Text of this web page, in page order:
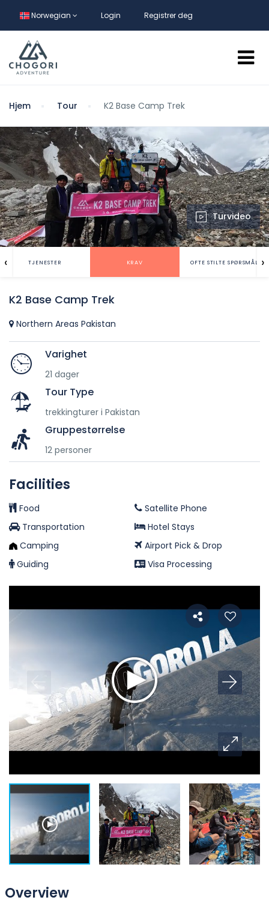
Norwegian Login Registrer deg
Hjem Tour K2 Base Camp Trek
Turvideo
TJENESTER KRAV OFTE STILTE SPØRSMÅL
‹ ›
K2 Base Camp Trek
Northern Areas Pakistan
Varighet
21 dager
Tour Type
trekkingturer i Pakistan
Gruppestørrelse
12 personer
Facilities
Food
Satellite Phone
Transportation
Hotel Stays
Camping
Airport Pick & Drop
Guiding
Visa Processing
Overview